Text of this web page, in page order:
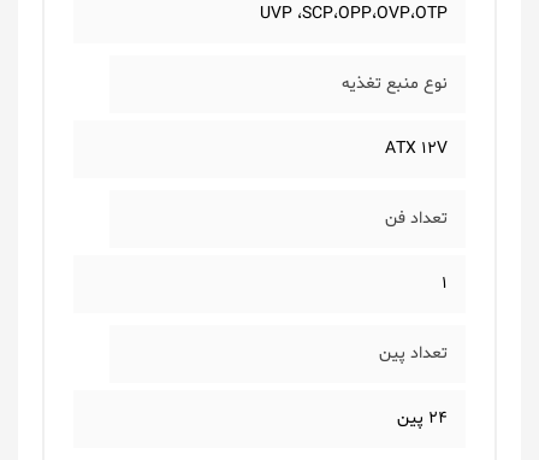
UVP ،SCP،OPP،OVP،OTP
نوع منبع تغذیه
ATX 12V
تعداد فن
1
تعداد پین
24 پین